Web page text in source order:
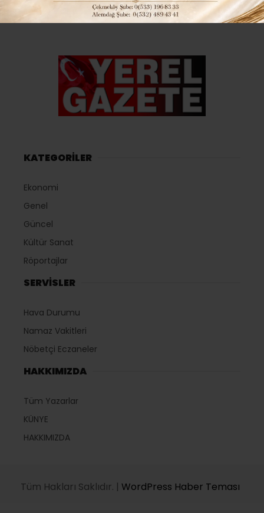
KATEGORİLER
Ekonomi
Genel
Güncel
Kültür Sanat
Röportajlar
SERVİSLER
Hava Durumu
Namaz Vakitleri
Nöbetçi Eczaneler
HAKKIMIZDA
Tüm Yazarlar
KÜNYE
HAKKIMIZDA
Tüm Hakları Saklıdır. | WordPress Haber Teması